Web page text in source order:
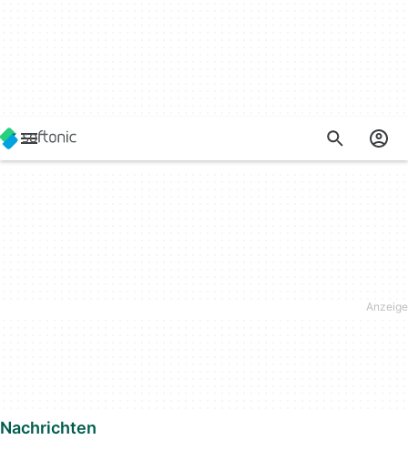
Nachrichten